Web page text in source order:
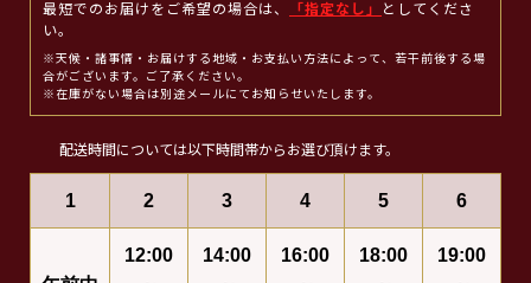
最短でのお届けをご希望の場合は、
「指定なし」
としてくださ
い。
※天候・諸事情・お届けする地域・お支払い方法によって、若干前後する場
合がございます。ご了承ください。
※在庫がない場合は別途メールにてお知らせいたします。
配送時間については以下時間帯からお選び頂けます。
1 2 3 4 5 6
12:00
14:00
16:00
18:00
19:00